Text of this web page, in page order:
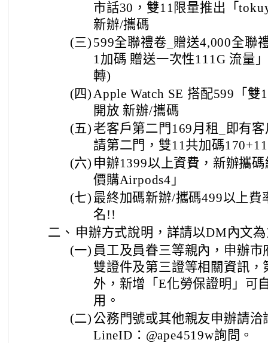
市話30，雙11限量推出「
新辦/攜碼
(三) 599全聯禮卷_贈送4,000全聯
1加碼 贈送一次性111G 流量
轉)
(四)Apple Watch SE 搭配599「
開放 新辦/攜碼
(五) 老客戶第二門169月租_即有
請第二門，雙11共加碼
(六) 申辦1399以上資費，新辦攜
價購Airpods4」
(七) 最終加碼新辦/攜碼499以上費
名!!
二、 申辦方式說明，詳請以DM內文
(一) 員工及員眷三等親內，申辦
雙證件及第三證等相關資訊
外，新增「E化勞保證明」可
用。
(二) 公務門號或其他親友申辦請
LineID：@ape4519w詢問。